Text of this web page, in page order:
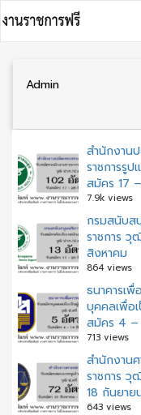
to
content
Admin
สำนักงาน
ราชการรู
สมัคร 17
7.9k views
กรมสนับส
ราชการ
สิงหาคม
864 views
ธนาคารเ
บุคคลเพื่อ
สมัคร 4 –
713 views
สํานักงาน
ราชการ
18 กันยาย
643 views